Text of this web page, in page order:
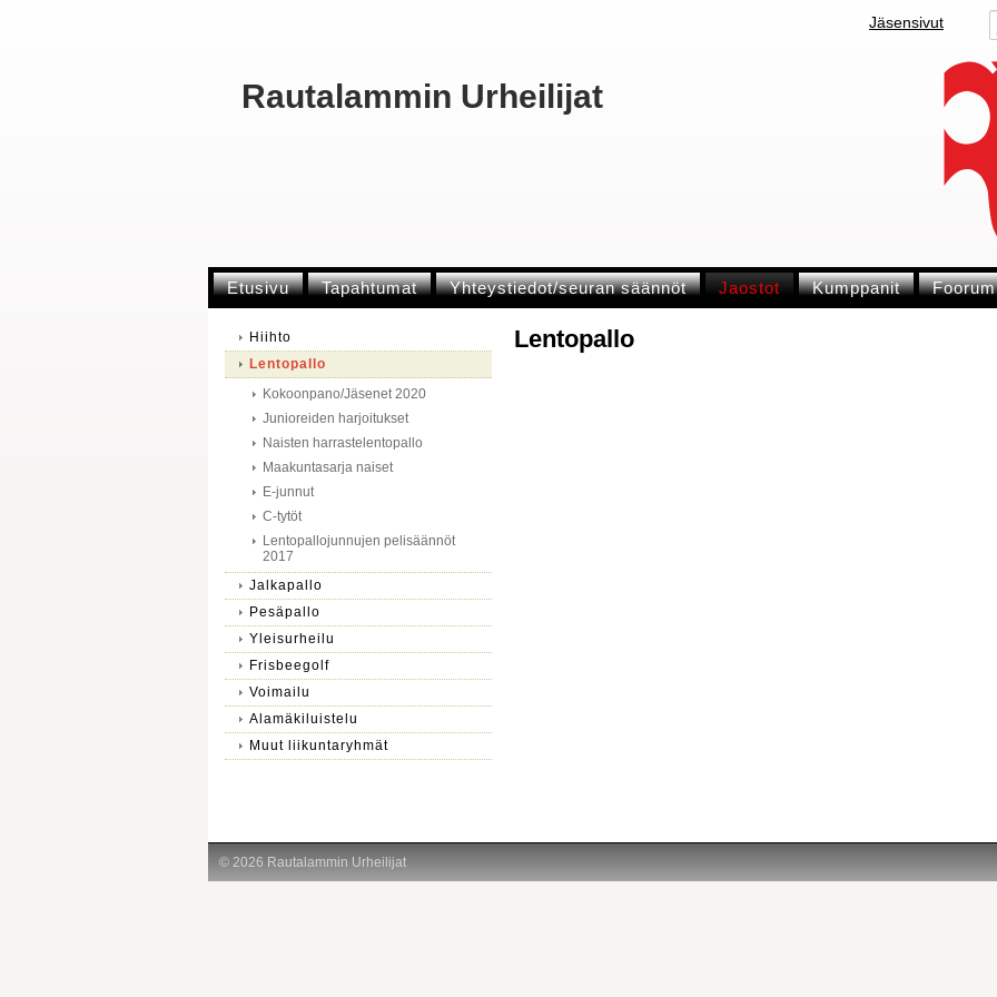
Jäsensivut
Rautalammin Urheilijat
Etusivu Tapahtumat Yhteystiedot/seuran säännöt Jaostot Kumppanit
Lentopallo
Hiihto
Lentopallo
Kokoonpano/Jäsenet 2020
Junioreiden harjoitukset
Naisten harrastelentopallo
Maakuntasarja naiset
E-junnut
C-tytöt
Lentopallojunnujen pelisäännöt
2017
Jalkapallo
Pesäpallo
Yleisurheilu
Frisbeegolf
Voimailu
Alamäkiluistelu
Muut liikuntaryhmät
© 2026 Rautalammin Urheilijat